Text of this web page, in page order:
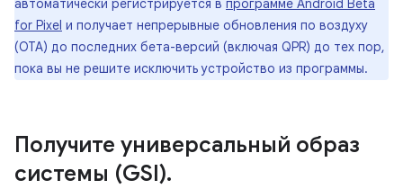
автоматически регистрируется в программе Android Beta
for Pixel и получает непрерывные обновления по воздуху
(OTA) до последних бета-версий (включая QPR) до тех пор,
пока вы не решите исключить устройство из программы.
Получите универсальный образ
системы (GSI).